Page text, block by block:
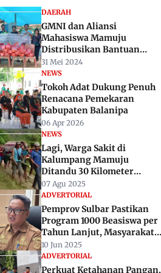
DAERAH
GMNI dan Aliansi
Mahasiswa Mamuju
Distribusikan Bantuan
Untuk Korban Tanah
Longsor di Mamasa
31 Mei 2024
NEWS
Tokoh Adat Dukung Penuh
Renacana Pemekaran
Kabupaten Balanipa
06 Apr 2026
NEWS
Lagi, Warga Sakit di
Kalumpang Mamuju
Ditandu 30 Kilometer
Karena Akses Jalan Rusak
07 Agu 2025
ADVERTORIAL
Pemprov Sulbar Pastikan
Program 1000 Beasiswa per
Tahun Lanjut, Masyarakat
Diminta Tak Ragu Daftar
10 Jun 2025
ADVERTORIAL
Perkuat Ketahanan Pangan,